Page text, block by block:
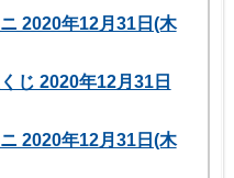
2020年12月31日(木
じ 2020年12月31日
2020年12月31日(木